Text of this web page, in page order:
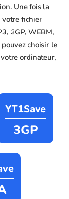
Une fois la
votre fichier
3GP, WEBM,
choisir le
ordinateur,
YT1Save
3GP